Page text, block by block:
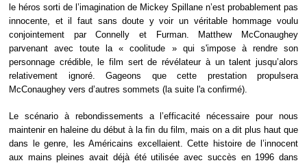
le héros sorti de l’imagination de Mickey Spillane n’est probablement pas
innocente, et il faut sans doute y voir un véritable hommage voulu
conjointement par Connelly et Furman. Matthew McConaughey
parvenant avec toute la « coolitude » qui s'impose à rendre son
personnage crédible, le film sert de révélateur à un talent jusqu’alors
relativement ignoré. Gageons que cette prestation propulsera
McConaughey vers d’autres sommets (la suite l'a confirmé).
Le scénario à rebondissements a l’efficacité nécessaire pour nous
maintenir en haleine du début à la fin du film, mais on a dit plus haut que
dans le genre, les Américains excellaient. Cette histoire de l’innocent
aux mains pleines avait déjà été utilisée avec succès en 1996 dans